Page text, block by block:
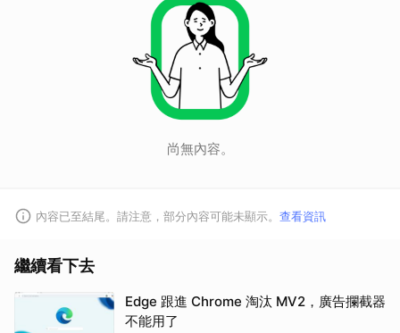
尚無內容。
內容已至結尾。請注意，部分內容可能未顯示。 查看資訊
繼續看下去
Edge 跟進 Chrome 淘汰 MV2，廣告攔截器
不能用了